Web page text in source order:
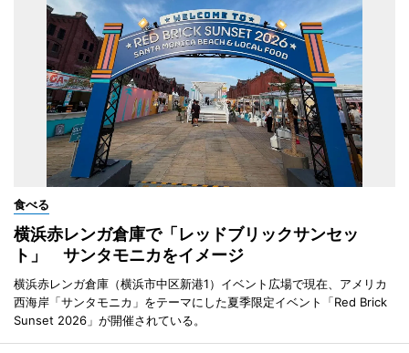
食べる
横浜赤レンガ倉庫で「レッドブリックサンセッ
ト」 サンタモニカをイメージ
横浜赤レンガ倉庫（横浜市中区新港1）イベント広場で現在、アメリカ
西海岸「サンタモニカ」をテーマにした夏季限定イベント「Red Brick
Sunset 2026」が開催されている。